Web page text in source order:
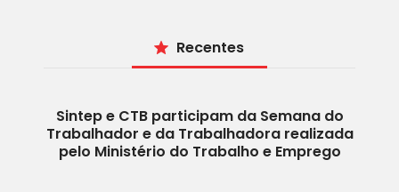
Recentes
Sintep e CTB participam da Semana do
Trabalhador e da Trabalhadora realizada
pelo Ministério do Trabalho e Emprego